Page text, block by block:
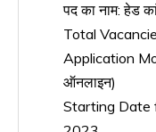
पद का नाम: हेड
Total
Application
ऑनलाइन)
Starting Date